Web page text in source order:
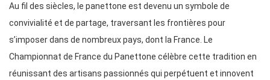
Au fil des siècles, le panettone est devenu un symbole de
convivialité et de partage, traversant les frontières pour
s’imposer dans de nombreux pays, dont la France. Le
Championnat de France du Panettone célèbre cette tradition en
réunissant des artisans passionnés qui perpétuent et innovent